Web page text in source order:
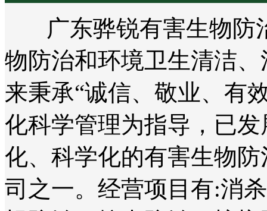
广东骅锐有害生物防
物防治和环境卫生清洁
来秉承“诚信、敬业、有
化科学管理为指导，已
化、科学化的有害生物
司之一。经营项目有:消